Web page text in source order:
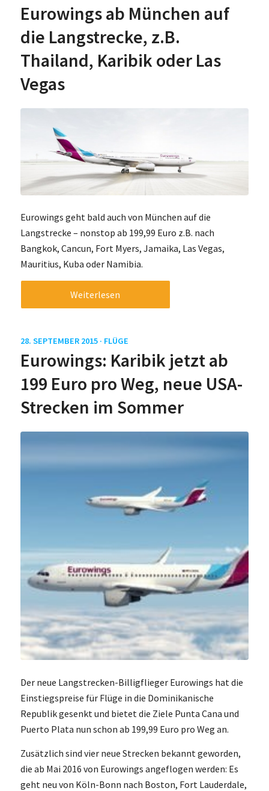
Eurowings ab München auf
die Langstrecke, z.B.
Thailand, Karibik oder Las
Vegas
Eurowings geht bald auch von München auf die
Langstrecke – nonstop ab 199,99 Euro z.B. nach
Bangkok, Cancun, Fort Myers, Jamaika, Las Vegas,
Mauritius, Kuba oder Namibia.
Weiterlesen
28. SEPTEMBER 2015 · FLÜGE
Eurowings: Karibik jetzt ab
199 Euro pro Weg, neue USA-
Strecken im Sommer
Der neue Langstrecken-Billigflieger Eurowings hat die
Einstiegspreise für Flüge in die Dominikanische
Republik gesenkt und bietet die Ziele Punta Cana und
Puerto Plata nun schon ab 199,99 Euro pro Weg an.
Zusätzlich sind vier neue Strecken bekannt geworden,
die ab Mai 2016 von Eurowings angeflogen werden: Es
geht neu von Köln-Bonn nach Boston, Fort Lauderdale,